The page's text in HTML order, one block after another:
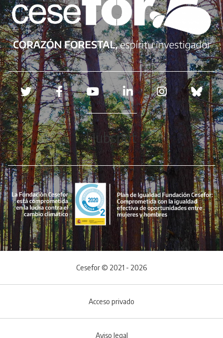
Redes sociales
Hubspot
Cesefor © 2021 - 2026
Acceso privado
Aviso legal